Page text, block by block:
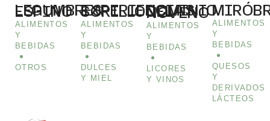
LEGUMBRES ESPINO
ALIMENTOS
Y
BEBIDAS
OTROS
EXPERIENCIAS SORILLO
ALIMENTOS
Y
BEBIDAS
DULCES
Y MIEL
DOMINIO DEL NOVENO
ALIMENTOS
Y
BEBIDAS
LICORES
Y VINOS
ALIMENTOS
Y
BEBIDAS
QUESOS
Y
DERIVADOS
LÁCTEOS